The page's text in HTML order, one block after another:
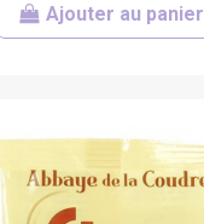
Ajouter au panier